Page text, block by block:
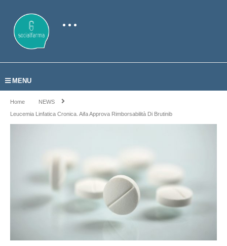
MENU
Home
NEWS
Leucemia Linfatica Cronica. Aifa Approva Rimborsabilità Di Brutinib